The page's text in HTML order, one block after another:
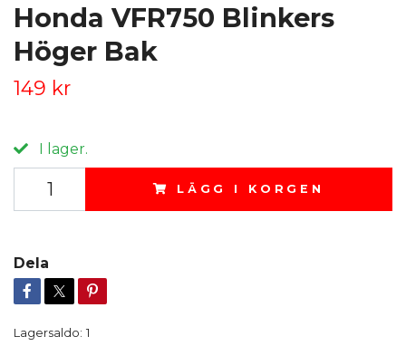
Honda VFR750 Blinkers
Höger Bak
149 kr
I lager.
LÄGG I KORGEN
Dela
Lagersaldo: 1